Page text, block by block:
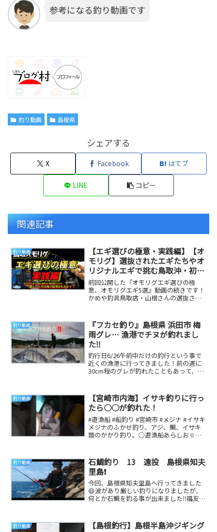
参考になる釣り動画です
釣り動画 島根県
シェアする
X Facebook はてブ
LINE コピー
関連記事
釣り動画
【エギ選びの極意・実践編】【オ
モリグ】選抜されたエギたちやオ
リジナルエギで挑む鳥取沖・初夏
の棚攻略のリアル。選んだエギは
海で証明されるか？【イカメタ
ル】【鳥取】
前回公開した『オモリグエギ選びの極
意、オモリグエギ5選』動画の続きです！
かめや釣具鳥取店・山根さんの選抜され
釣り動画
『フカセ釣り』島根県 浜田市 梅
雨グレ… 漁港でチヌが釣れまし
た‼️
釣行日6/26午前中だけの釣行という事で
近くの漁港に行ってきました！前の週に
30cm程のグレが釣れたこともあって、グ
釣り動画
【宮崎市内海】イサキ釣りに行っ
たら○○が釣れた！
#遊漁船 #船釣り #宮崎市 #メジナ #イサキ
メジナのふかせ釣り、アジ、鯛、イサキ
類のかかり釣り。○遊漁船あらしおⅡの
釣り動画
石鯛釣り 13 遠投 島根県知夫
里島❗
今回、島根県知夫里島へ行ってきました
😄波があり厳しい釣りになりましたが、
何とか石鯛を釣る事が出来ました‼️福友渡
釣り動画
【島根釣行】島根半島沖ジギング